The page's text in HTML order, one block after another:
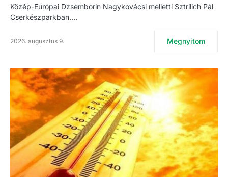
Közép-Európai Dzsemborin Nagykovácsi melletti Sztrilich Pál
Cserkészparkban.…
2026. augusztus 9. Megnyitom